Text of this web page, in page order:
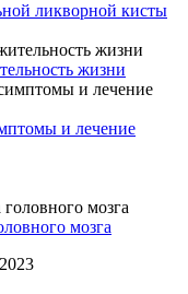
ликворной кисты
жизни
и лечение
мозга